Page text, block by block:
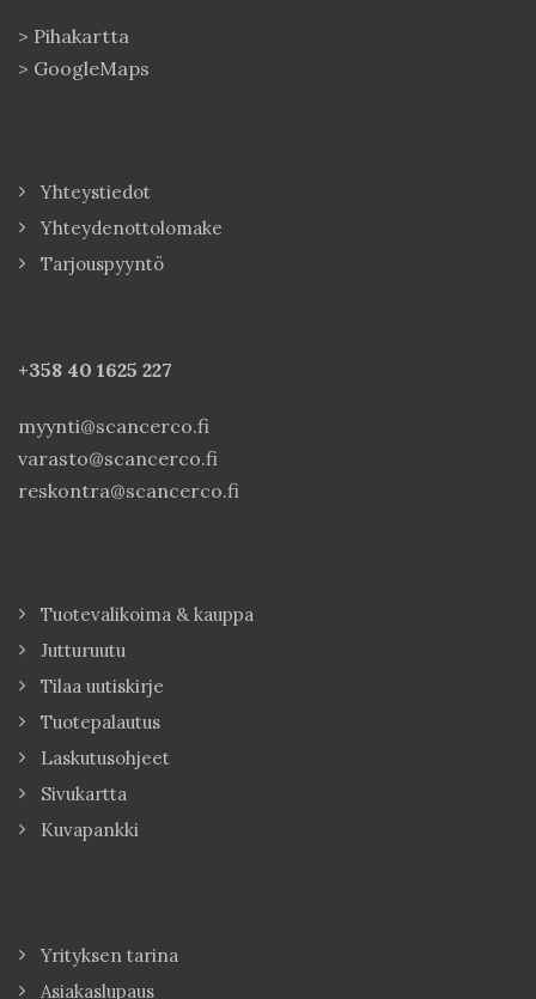
> Pihakartta
> GoogleMaps
Yhteystiedot
Yhteydenottolomake
Tarjouspyyntö
+358 40 1625 227
myynti@scancerco.fi
varasto@scancerco.fi
reskontra@scancerco.fi
Tuotevalikoima & kauppa
Jutturuutu
Tilaa uutiskirje
Tuotepalautus
Laskutusohjeet
Sivukartta
Kuvapankki
Yrityksen tarina
Asiakaslupaus